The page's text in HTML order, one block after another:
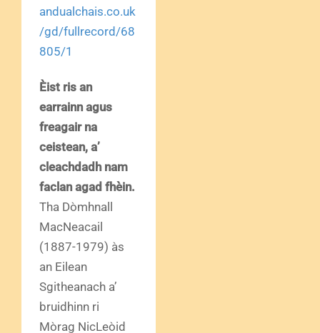
andualchais.co.uk
/gd/fullrecord/68
805/1
Èist ris an
earrainn agus
freagair na
ceistean, a’
cleachdadh nam
faclan agad fhèin.
Tha Dòmhnall
MacNeacail
(1887-1979) às
an Eilean
Sgitheanach a’
bruidhinn ri
Mòrag NicLeòid